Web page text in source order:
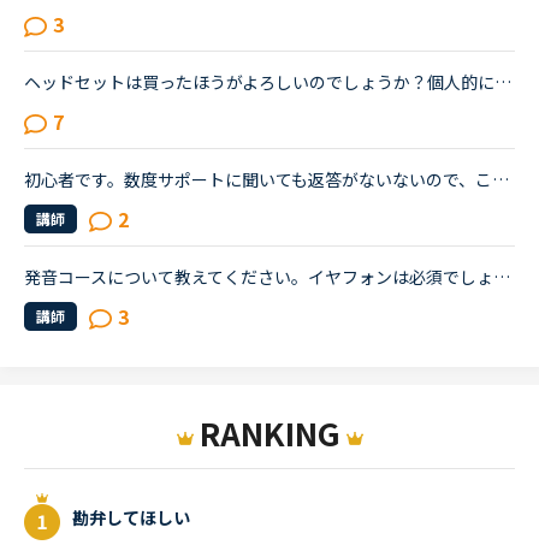
3
ヘッドセットは買ったほうがよろしいのでしょうか？個人的にイヤホンやヘッドセットは耳が気持ち悪くなるのでなるべくはしたくありませんヘッドセットを付けるとやはり講師の方々にとってより聞き取りやすいので...
7
初心者です。数度サポートに聞いても返答がないないので、こちらで皆様にお聞きします。エアフォンをつけないと、講師の自己紹介のビデオの声が聞こえません。エアフォンをつけると聞こえます。何故でしょうか？...
講師 2
発音コースについて教えてください。イヤフォンは必須でしょうか？iPhoneのアプリで受講中で、他のレッスンではイヤフォンは使用していません。先程初めて発音コースを受講したところ、私の声は講師に聞こえてい...
講師 3
RANKING
勘弁してほしい